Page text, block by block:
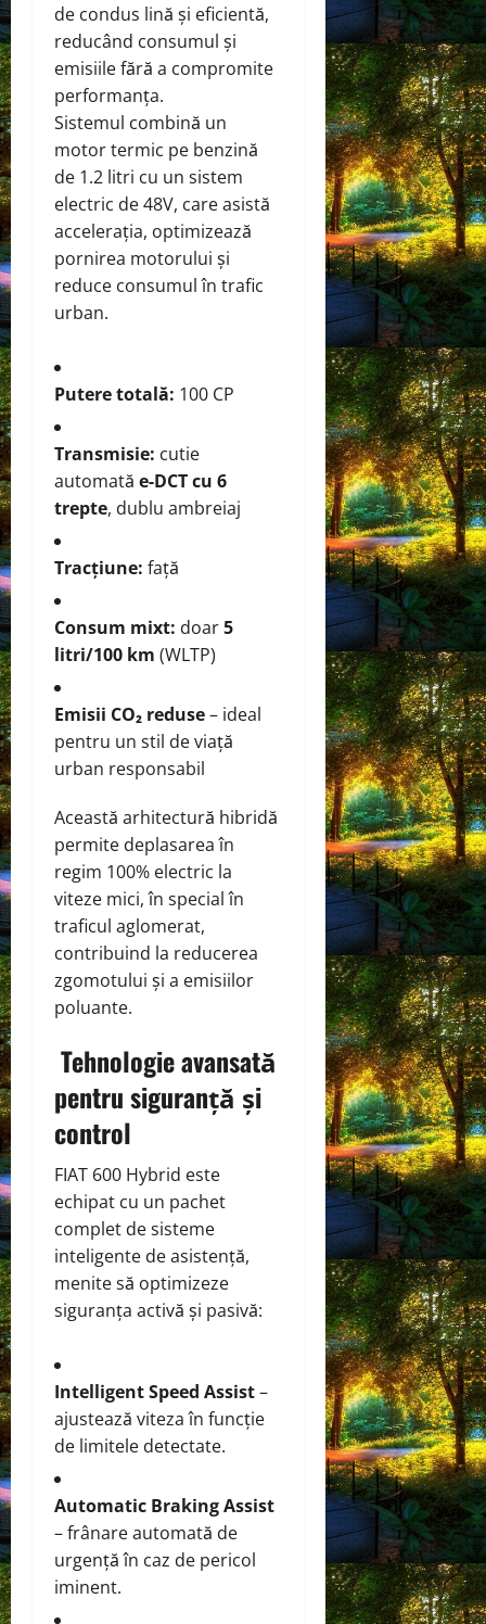
de condus lină și eficientă,
reducând consumul și
emisiile fără a compromite
performanța.
Sistemul combină un
motor termic pe benzină
de 1.2 litri cu un sistem
electric de 48V, care asistă
accelerația, optimizează
pornirea motorului și
reduce consumul în trafic
urban.
Putere totală: 100 CP
Transmisie: cutie
automată e-DCT cu 6
trepte, dublu ambreiaj
Tracțiune: față
Consum mixt: doar5
litri/100 km (WLTP)
Emisii CO₂ reduse– ideal
pentru un stil de viață
urban responsabil
Această arhitectură hibridă
permite deplasarea în
regim 100% electric la
viteze mici, în special în
traficul aglomerat,
contribuind la reducerea
zgomotului și a emisiilor
poluante.
Tehnologie avansată
pentru siguranță și
control
FIAT 600 Hybrid este
echipat cu un pachet
complet de sisteme
inteligente de asistență,
menite să optimizeze
siguranța activă și pasivă:
Intelligent Speed Assist–
ajustează viteza în funcție
de limitele detectate.
Automatic Braking Assist
– frânare automată de
urgență în caz de pericol
iminent.